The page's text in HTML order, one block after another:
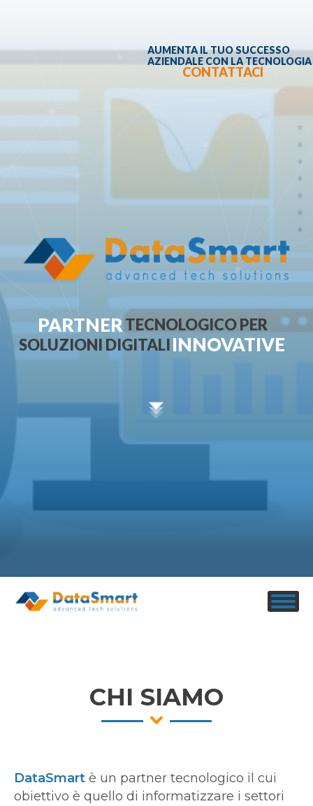
SOLUZIONI DIGITALI
PARTNERTECNOLOGICO PER
CONTATTACI
AUMENTA IL TUO SUCCESSO
AZIENDALE CON LA TECNOLOGIA
INNOVATIVE
CHI SIAMO
DataSmart è un partner tecnologico il cui
obiettivo è quello di informatizzare i settori